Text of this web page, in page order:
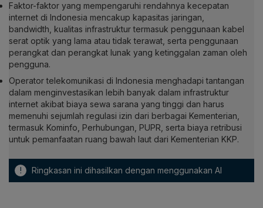
Faktor-faktor yang mempengaruhi rendahnya kecepatan
internet di Indonesia mencakup kapasitas jaringan,
bandwidth, kualitas infrastruktur termasuk penggunaan kabel
serat optik yang lama atau tidak terawat, serta penggunaan
perangkat dan perangkat lunak yang ketinggalan zaman oleh
pengguna.
Operator telekomunikasi di Indonesia menghadapi tantangan
dalam menginvestasikan lebih banyak dalam infrastruktur
internet akibat biaya sewa sarana yang tinggi dan harus
memenuhi sejumlah regulasi izin dari berbagai Kementerian,
termasuk Kominfo, Perhubungan, PUPR, serta biaya retribusi
untuk pemanfaatan ruang bawah laut dari Kementerian KKP.
! Ringkasan ini dihasilkan dengan menggunakan AI